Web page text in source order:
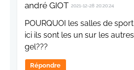
andré GIOT 2021-12-28 20:20:24
POURQUOI les salles de
ici ils sont les un sur les
gel???
Répondre